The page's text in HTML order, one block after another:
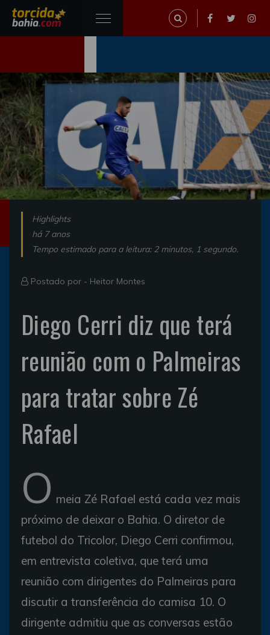
Highlights
há 7 anos
Tempo estimado para a leitura: 2 minutos, 1 segundo.
Postado por - Heitor Montes
Diego Cerri diz que terá
reunião com o Palmeiras
para tratar sobre Zé
Rafael
O meia Zé Rafael está cada vez mais
próximo de deixar o Bahia. O diretor de
futebol do Tricolor, Diego Cerri confirmou,
em entrevista coletiva, que terá uma
reunião com dirigentes do Palmeiras para
discutir a transferência do camisa 10. O
dirigente admitiu que as conversas estão